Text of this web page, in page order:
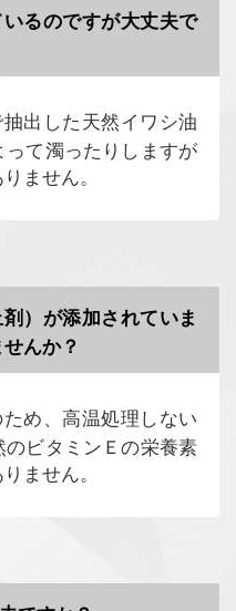
るのですが大丈夫で
出した天然イワシ油
て濁ったりしますが
ません。
）が添加されていま
んか？
め、高温処理しない
ビタミンＥの栄養素
ません。